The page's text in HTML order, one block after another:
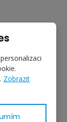
Zobrazit